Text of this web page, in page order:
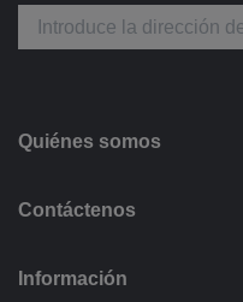
Quiénes somos
Contáctenos
Información